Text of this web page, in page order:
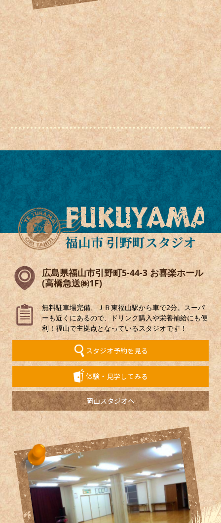
FUKUYAMA
福山市 引野町スタジオ
広島県福山市引野町5-44-3 お喜楽ホール
(高橋急送㈱1F)
無料駐車場完備、ＪＲ東福山駅から車で2分。スーパ
ーも近くにあるので、ドリンク購入や栄養補給にも便
利！福山で主拠点となっているスタジオです！
スタジオ予約を見る
体験・見学してみる
岡山スタジオへ